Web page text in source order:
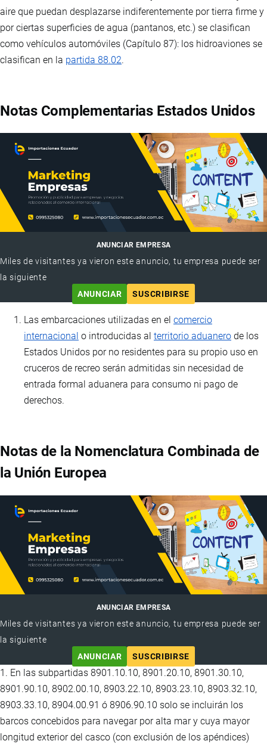
aire que puedan desplazarse indiferentemente por tierra firme y
por ciertas superficies de agua (pantanos, etc.) se clasifican
como vehículos automóviles (Capítulo 87): los hidroaviones se
clasifican en la partida 88.02.
Notas Complementarias Estados Unidos
ANUNCIAR EMPRESA
Miles de visitantes ya vieron este anuncio, tu empresa puede ser
la siguiente
ANUNCIAR
SUSCRIBIRSE
Las embarcaciones utilizadas en el comercio
internacional o introducidas al territorio aduanero de los
Estados Unidos por no residentes para su propio uso en
cruceros de recreo serán admitidas sin necesidad de
entrada formal aduanera para consumo ni pago de
derechos.
Notas de la Nomenclatura Combinada de
la Unión Europea
ANUNCIAR EMPRESA
Miles de visitantes ya vieron este anuncio, tu empresa puede ser
la siguiente
ANUNCIAR
SUSCRIBIRSE
1. En las subpartidas 8901.10.10, 8901.20.10, 8901.30.10,
8901.90.10, 8902.00.10, 8903.22.10, 8903.23.10, 8903.32.10,
8903.33.10, 8904.00.91 ó 8906.90.10 solo se incluirán los
barcos concebidos para navegar por alta mar y cuya mayor
longitud exterior del casco (con exclusión de los apéndices)